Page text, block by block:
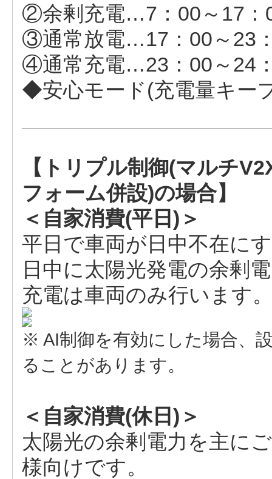
②余剰充電…7：00～17：
③通常放電…17：00～23
④通常充電…23：00～24
◆安心モード(充電量キー
【トリプル制御(マルチ
フォーム併設)の場合】
＜自家消費(平日)＞
平日で車両が日中不在に
日中に太陽光発電の余剰
充電は車両のみ行います
※ AI制御を有効にした場合、
ることがあります。
＜自家消費(休日)＞
太陽光の余剰電力を主に
様向けです。